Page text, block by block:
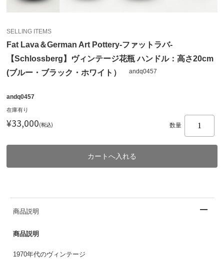
SELLING ITEMS
Fat Lava＆German Art Pottery-ファットラバ-
【Schlossberg】ヴィンテージ花瓶 ハンドル：高さ20cm
(ブルー・ブラック・ホワイト）
andq0457
andq0457
在庫有り
¥33,000(税込) 数量
商品説明
商品説明
1970年代のヴィンテージ